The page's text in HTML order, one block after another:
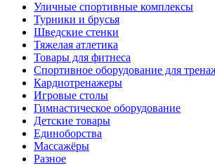
Уличные спортивные комплексы
Турники и брусья
Шведские стенки
Тяжелая атлетика
Товары для фитнеса
Спортивное оборудование для
Кардиотренажеры
Игровые столы
Гимнастическое оборудование
Детские товары
Единоборства
Массажёры
Разное